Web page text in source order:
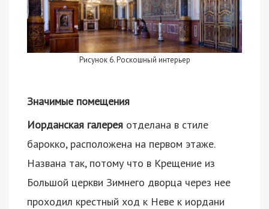
Рисунок 6. Роскошный интерьер
Значимые помещения
Иорданская галерея отделана в стиле
барокко, расположена на первом этаже.
Названа так, потому что в Крещение из
Большой церкви Зимнего дворца через нее
проходил крестный ход к Неве к иордани